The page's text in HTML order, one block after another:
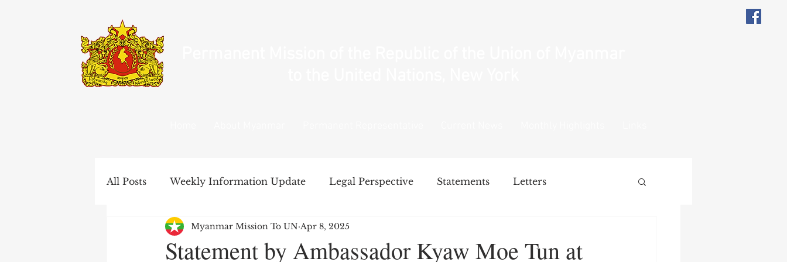
All Posts Weekly Information Update Legal Perspective Statements Letters
United Nations Documents National Unity Government's Policy
Statement by Ambassador Kyaw Moe Tun at
Myanmar Mission To UN Apr 8, 2025